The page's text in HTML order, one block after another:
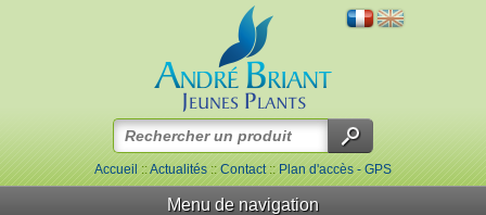
Accueil::Actualités::Contact::Plan d'accès - GPS
Menu de navigation